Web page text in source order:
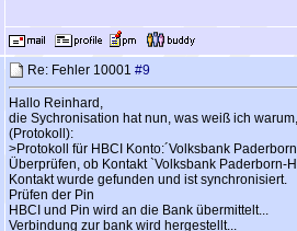
Re: Fehler 10001 #9
Hallo Reinhard,
die Sychronisation hat nun, was weiß ich
(Protokoll):
>Protokoll für HBCI Konto:´Volksbank
Überprüfen, ob Kontakt `Volksbank Paderborn-
Kontakt wurde gefunden und ist synchronisiert.
Prüfen der Pin
HBCI und Pin wird an die Bank übermittelt...
Verbindung zur bank wird hergestellt...